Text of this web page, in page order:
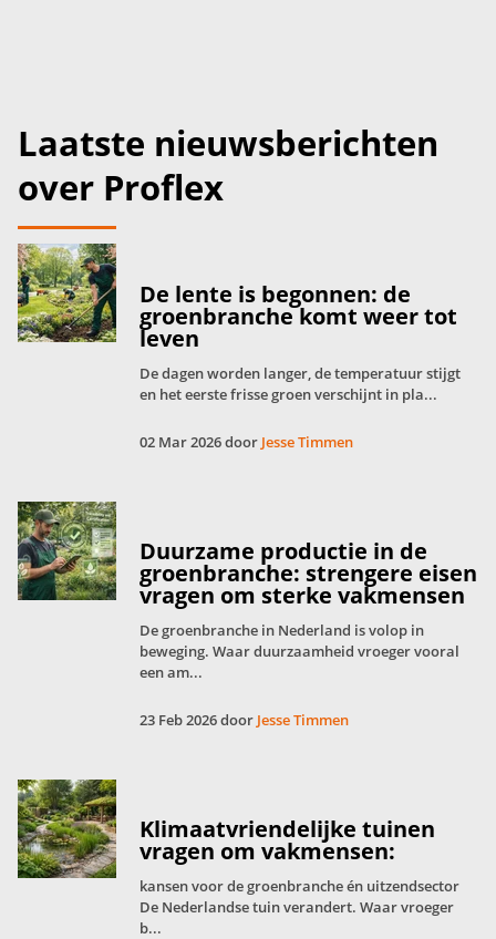
Laatste nieuwsberichten
over Proflex
De lente is begonnen: de
groenbranche komt weer tot
leven
De dagen worden langer, de temperatuur stijgt
en het eerste frisse groen verschijnt in pla...
02 Mar 2026 door Jesse Timmen
Duurzame productie in de
groenbranche: strengere eisen
vragen om sterke vakmensen
De groenbranche in Nederland is volop in
beweging. Waar duurzaamheid vroeger vooral
een am...
23 Feb 2026 door Jesse Timmen
Klimaatvriendelijke tuinen
vragen om vakmensen:
kansen voor de groenbranche én uitzendsector
De Nederlandse tuin verandert. Waar vroeger
b...